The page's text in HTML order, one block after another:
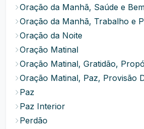
Oração da Manhã, Saúde e
Oração da Manhã, Trabalho e
Oração da Noite
Oração Matinal
Oração Matinal, Gratidão,
Oração Matinal, Paz, Provisão
Paz
Paz Interior
Perdão